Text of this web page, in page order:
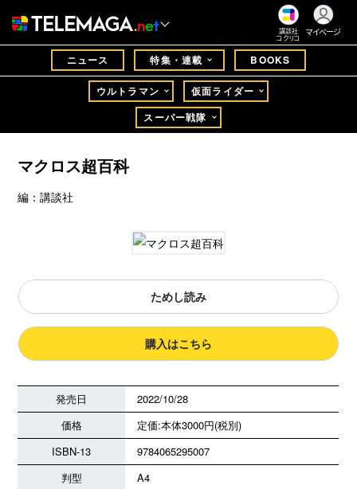
講談社
コクリコ
マイページ
ニュース 特集・連載 BOOKS
ウルトラマン
仮面ライダー
スーパー戦隊
マクロス超百科
編：講談社
ためし読み
購入はこちら
発売日
2022/10/28
価格
定価:本体3000円(税別)
ISBN-13
9784065295007
判型
A4